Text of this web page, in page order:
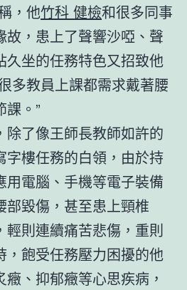
，他竹科 健檢和很多同事
故，患上了聲響沙啞、聲
久坐的任務特色又招致他
多教員上課都需求戴著腰
。”
除了像王師長教師如許的
字樓任務的白領，由於持
用電腦、手機等電子裝備
部毀傷，甚至患上頸椎
輕則連續痛苦悲傷，重則
，飽受任務壓力困擾的他
、抑郁癥等心思疾病，